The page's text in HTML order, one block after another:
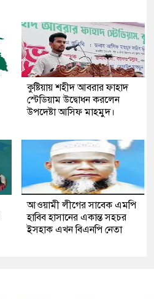
কুষ্টিয়ায় শহীদ আবরার ফাহাদ
স্টেডিয়াম উদ্বোধন করলেন
উপদেষ্টা আসিফ মাহমুদ।
আওয়ামী লীগের সাবেক এমপি
হাবিব হাসানের একান্ত সহচর
ইসহাক এখন বিএনপি নেতা